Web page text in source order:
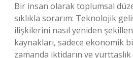
Bir insan olarak toplumsal
sıklıkla sorarım: Teknolojik
ilişkilerini nasıl yeniden
kaynakları, sadece ekonomik
zamanda iktidarın ve